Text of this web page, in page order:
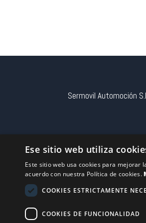
Sermovil Automoción
Ese sitio web utiliza
Este sitio web usa cookies para mejorar
acuerdo con nuestra Política de cookies.
COOKIES ESTRICTAMENTE
COOKIES DE FUNCIONALIDAD